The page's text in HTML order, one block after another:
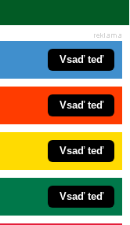
Vsaď teď
Vsaď teď
Vsaď teď
Vsaď teď